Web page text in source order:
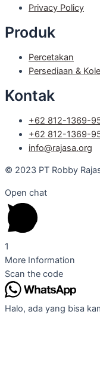
Privacy Policy
Produk
Percetakan
Persediaan &
Kontak
+62 812-1369-
+62 812-1369-
info@rajasa.org
© 2023 PT Robby
Open chat
1
More Information
Scan the code
Halo, ada yang bisa